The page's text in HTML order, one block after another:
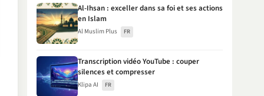
Al-Ihsan : exceller dans sa foi et ses actions
en Islam
Al Muslim Plus FR
Transcription vidéo YouTube : couper
silences et compresser
Klipa AI FR